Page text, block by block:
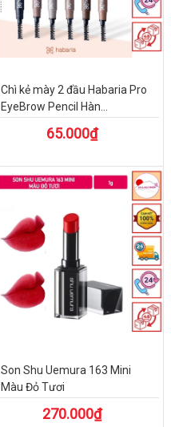
Chì kẻ mày 2 đầu Habaria Pro
EyeBrow Pencil Hàn...
65.000₫
Son Shu Uemura 163 Mini
Màu Đỏ Tươi
270.000₫